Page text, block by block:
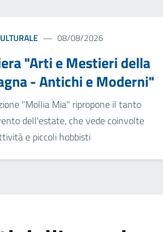
08/08/2026
"Arti e Mestieri della
- Antichi e Moderni"
"Mollia Mia" ripropone il tanto
dell'estate, che vede coinvolte
e piccoli hobbisti